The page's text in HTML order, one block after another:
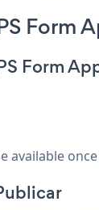
Form
Form
available